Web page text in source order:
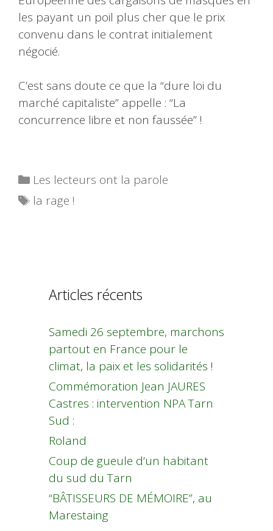
les payant un poil plus cher que le prix
convenu dans le contrat initialement
négocié.
C’est sans doute ce que la “dure loi du
marché capitaliste” appelle : “La
concurrence libre et non faussée” !
Catégories
Les lecteurs ont la parole
Étiquettes
la rage !
Articles récents
Samedi 26 septembre, marchons
partout en France pour le
climat, la paix et les solidarités !
Commémoration Jean JAURES
Castres : intervention NPA Tarn
Sud :
Roland
Coup de gueule d’un habitant
du sud du Tarn
“BÂTISSEURS DE MÉMOIRE”, au
Marestaing